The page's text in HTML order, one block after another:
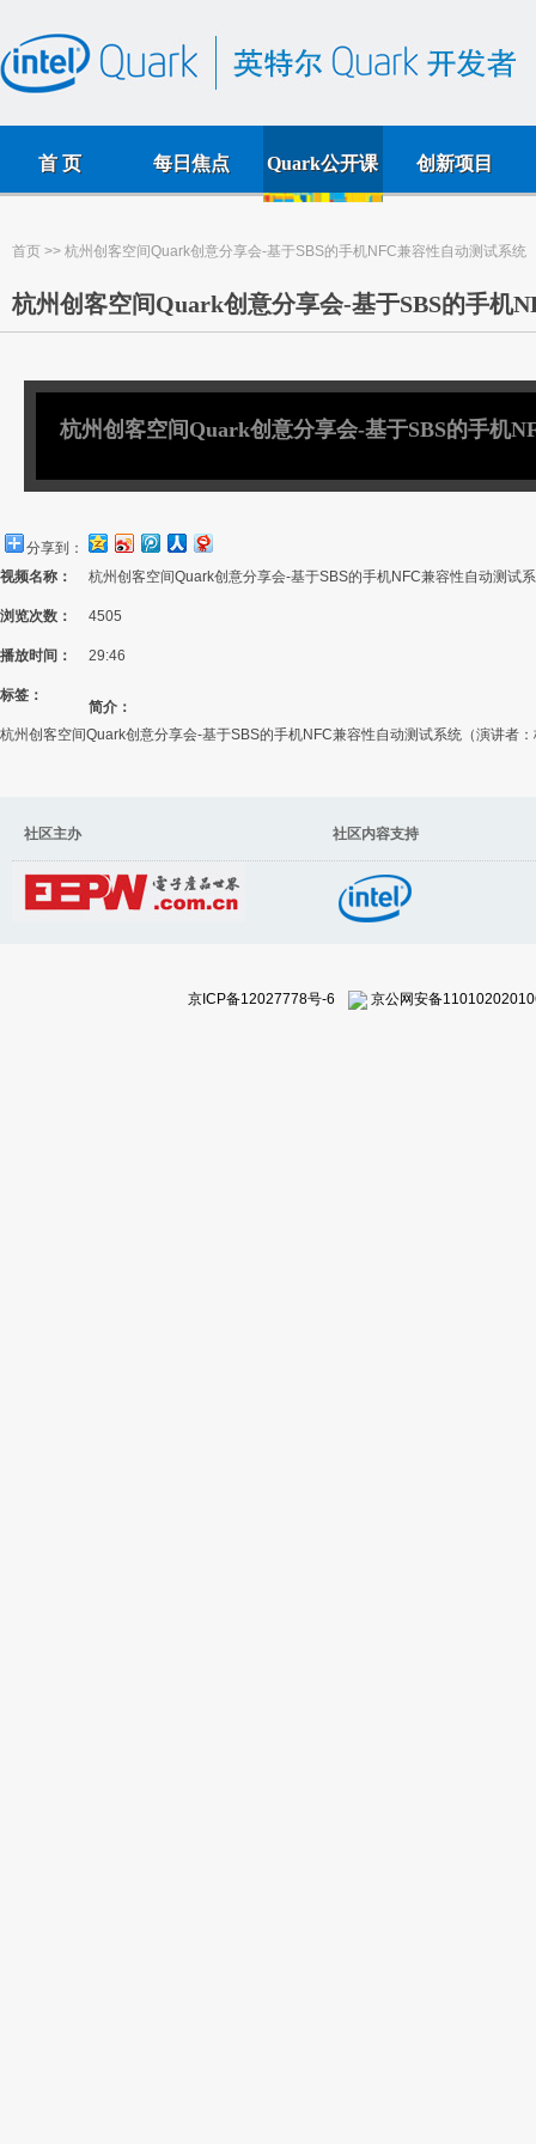
首 页 每日焦点 Quark公开课 创新项目
首页 >> 杭州创客空间Quark创意分享会-基于SBS的手机NFC兼容性自动测试系统
杭州创客空间Quark创意分享会-基于SBS的手机
杭州创客空间Quark创意分享会-基于SBS的手机
分享到：
视频名称：
杭州创客空间Quark创意分享会-基于SBS的手机NFC兼容性自动测试
浏览次数： 4505
播放时间： 29:46
标签：
简介：
杭州创客空间Quark创意分享会-基于SBS的手机NFC兼容性自动测试系统（演讲者
社区主办 社区内容支持
京ICP备12027778号-6 京公网安备